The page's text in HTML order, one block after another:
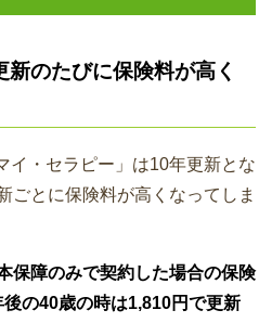
のたびに保険料が高く
イ・セラピー」は10年更新とな
ごとに保険料が高くなってしま
保障のみで契約した場合の保険
の40歳の時は1,810円で更新